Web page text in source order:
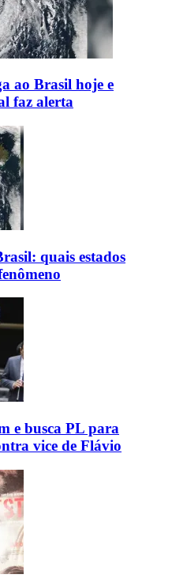
ao Brasil hoje e
faz alerta
quais estados
e busca PL para
vice de Flávio